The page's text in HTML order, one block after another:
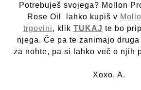
Potrebuješ svojega? Mollon
Rose Oil lahko kupiš v
trgovini, klik TUKAJ te bo
njega. Če pa te zanimajo
za nohte, pa si lahko več o njih
Xoxo, A.